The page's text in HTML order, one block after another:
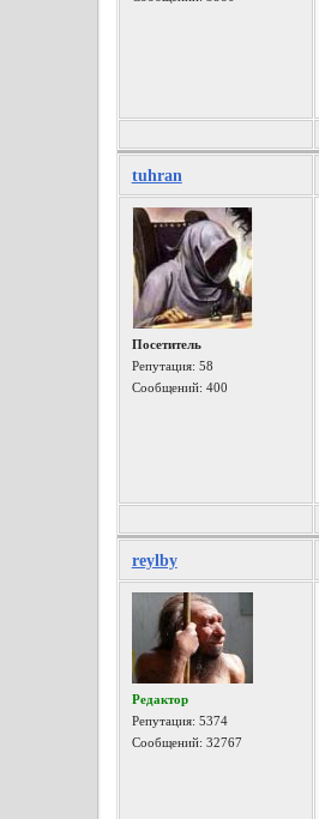
tuhran
Посетитель
Репутация: 58
Сообщений: 400
reylby
Редактор
Репутация: 5374
Сообщений: 32767